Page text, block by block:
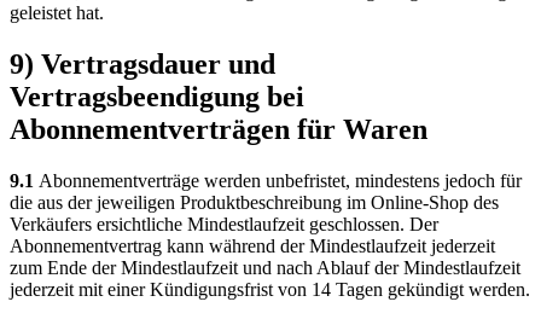
geleistet hat.
9) Vertragsdauer und
Vertragsbeendigung bei
Abonnementverträgen für Waren
9.1 Abonnementverträge werden unbefristet, mindestens jedoch für
die aus der jeweiligen Produktbeschreibung im Online-Shop des
Verkäufers ersichtliche Mindestlaufzeit geschlossen. Der
Abonnementvertrag kann während der Mindestlaufzeit jederzeit
zum Ende der Mindestlaufzeit und nach Ablauf der Mindestlaufzeit
jederzeit mit einer Kündigungsfrist von 14 Tagen gekündigt werden.